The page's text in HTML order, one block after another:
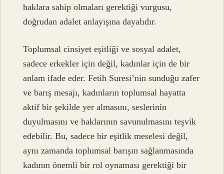
haklara sahip olmaları gerektiği vurgusu,
doğrudan adalet anlayışına dayalıdır.
Toplumsal cinsiyet eşitliği ve sosyal adalet,
sadece erkekler için değil, kadınlar için de bir
anlam ifade eder. Fetih Suresi’nin sunduğu zafer
ve barış mesajı, kadınların toplumsal hayatta
aktif bir şekilde yer almasını, seslerinin
duyulmasını ve haklarının savunulmasını teşvik
edebilir. Bu, sadece bir eşitlik meselesi değil,
aynı zamanda toplumsal barışın sağlanmasında
kadının önemli bir rol oynaması gerektiği bir